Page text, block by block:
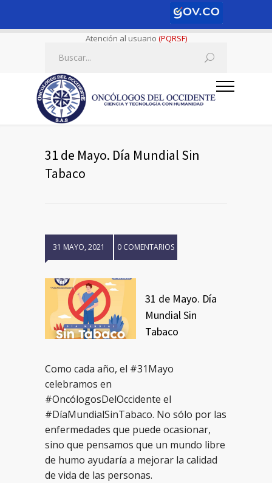
Atención al usuario (PQRSF)
31 de Mayo. Día Mundial Sin
Tabaco
31 MAYO, 2021 0 COMENTARIOS
31 de Mayo. Día
Mundial Sin
Tabaco
Como cada año, el #31Mayo
celebramos en
#OncólogosDelOccidente el
#DíaMundialSinTabaco. No sólo por las
enfermedades que puede ocasionar,
sino que pensamos que un mundo libre
de humo ayudaría a mejorar la calidad
de vida de las personas.